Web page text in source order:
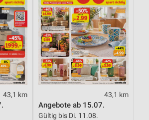
43,1 km 43,1 km
Angebote ab 15.07.
Gültig bis Di. 11.08.